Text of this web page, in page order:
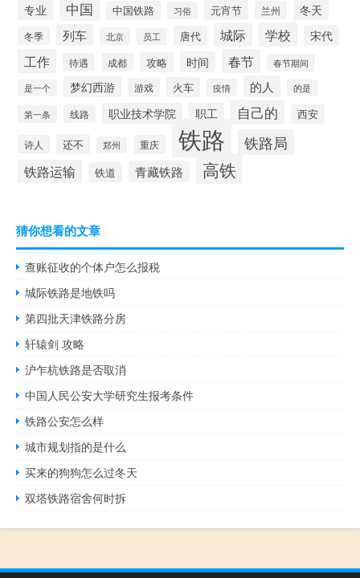
专业 中国 中国铁路 习俗 元宵节 兰州 冬天
冬季 列车 北京 员工 唐代 城际 学校 宋代
工作 待遇 成都 攻略 时间 春节 春节期间
是一个 梦幻西游 游戏 火车 疫情 的人 的是
第一条 线路 职业技术学院 职工 自己的 西安
诗人 还不 郑州 重庆 铁路 铁路局
铁路运输 铁道 青藏铁路 高铁
猜你想看的文章
查账征收的个体户怎么报税
城际铁路是地铁吗
第四批天津铁路分房
轩辕剑 攻略
沪乍杭铁路是否取消
中国人民公安大学研究生报考条件
铁路公安怎么样
城市规划指的是什么
买来的狗狗怎么过冬天
双塔铁路宿舍何时拆